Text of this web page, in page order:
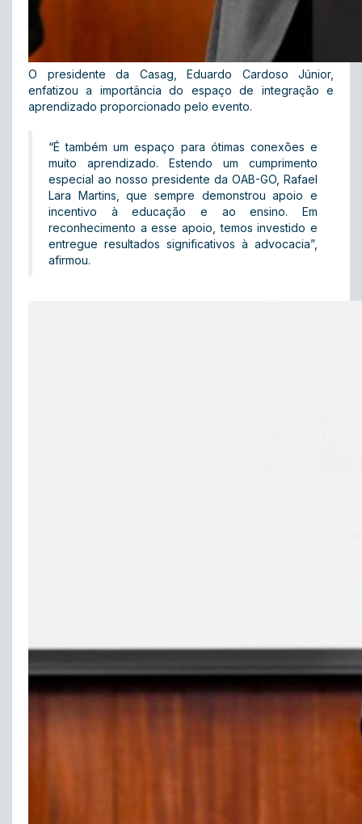
O presidente da Casag, Eduardo Cardoso Júnior,
enfatizou a importância do espaço de integração e
aprendizado proporcionado pelo evento.
“É também um espaço para ótimas conexões e
muito aprendizado. Estendo um cumprimento
especial ao nosso presidente da OAB-GO, Rafael
Lara Martins, que sempre demonstrou apoio e
incentivo à educação e ao ensino. Em
reconhecimento a esse apoio, temos investido e
entregue resultados significativos à advocacia”,
afirmou.